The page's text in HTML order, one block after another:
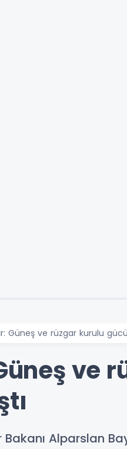
Güneş ve rüzgar kurulu
ve
Alparslan